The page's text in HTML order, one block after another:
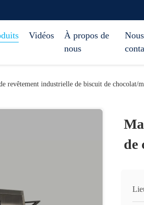
Vidéos
À propos de
nous
Nous
revêtement industrielle de biscuit de chocolat/
de